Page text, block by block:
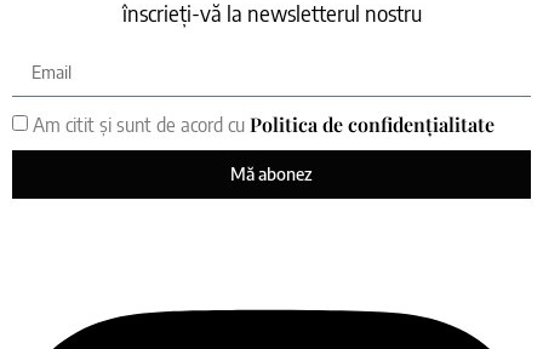
înscrieți-vă la newsletterul nostru
Am citit și sunt de acord cu Politica de confidențialitate
Mă abonez